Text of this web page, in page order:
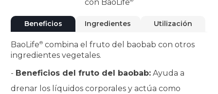
con BaoLife
Beneficios Ingredientes Utilización
BaoLife combina el fruto del baobab con otros
ingredientes vegetales.
- Beneficios del fruto del baobab: Ayuda a
drenar los líquidos corporales y actúa como